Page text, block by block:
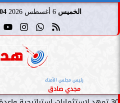
الخميس
رئيس مجلس الأمناء
مجدي صادق